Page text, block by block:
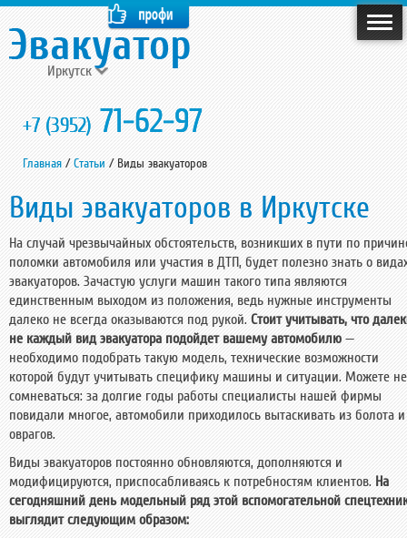
Иркутск
+7 (3952) 71-62-97
Главная /Статьи /Виды эвакуаторов
Виды эвакуаторов в Иркутске
На случай чрезвычайных обстоятельств, возникших в пути по
поломки автомобиля или участия в ДТП, будет полезно знать о
эвакуаторов. Зачастую услуги машин такого типа являются
единственным выходом из положения, ведь нужные инструменты
далеко не всегда оказываются под рукой. Стоит учитывать, что
не каждый вид эвакуатора подойдет вашему автомобилю —
необходимо подобрать такую модель, технические возможности
которой будут учитывать специфику машины и ситуации. Можете не
сомневаться: за долгие годы работы специалисты нашей фирмы
повидали многое, автомобили приходилось вытаскивать из болота и
оврагов.
Виды эвакуаторов постоянно обновляются, дополняются и
модифицируются, приспосабливаясь к потребностям клиентов. На
сегодняшний день модельный ряд этой вспомогательной
выглядит следующим образом: